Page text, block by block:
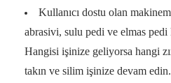
Kullanıcı dostu olan
abrasivi, sulu pedi ve elmas
Hangisi işinize geliyorsa hangi
takın ve silim işinize devam